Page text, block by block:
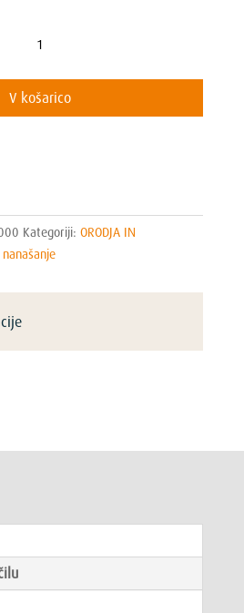
V košarico
Kategoriji: ORODJA IN